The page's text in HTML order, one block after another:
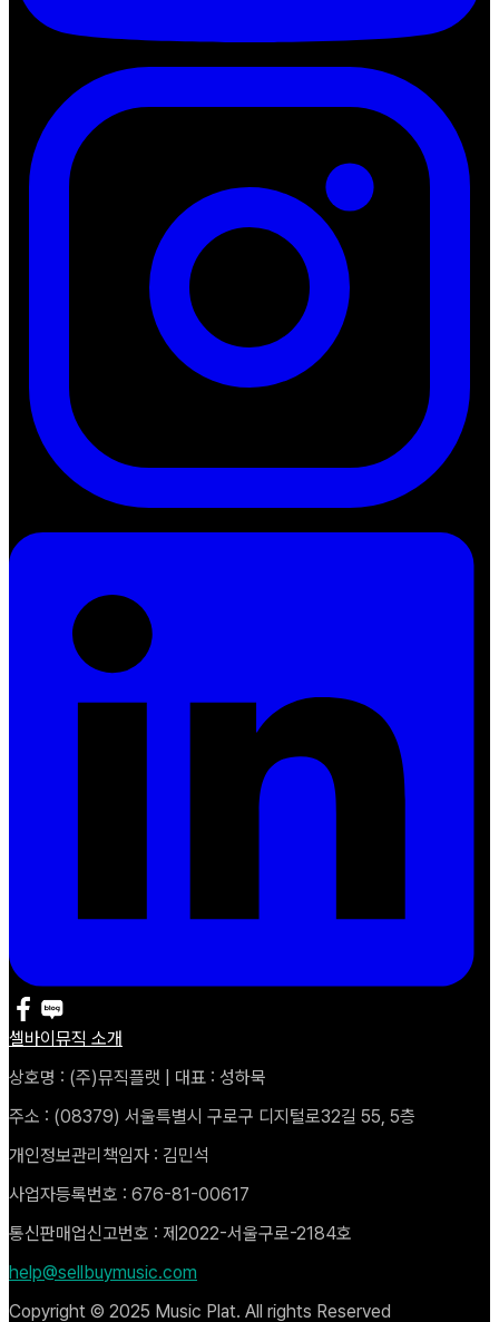
셀바이뮤직 소개
상호명 : (주)뮤직플랫 | 대표 : 성하묵
주소 : (08379) 서울특별시 구로구 디지털로32길 55, 5층
개인정보관리책임자 : 김민석
사업자등록번호 : 676-81-00617
통신판매업신고번호 : 제2022-서울구로-2184호
help@sellbuymusic.com
Copyright © 2025 Music Plat. All rights Reserved